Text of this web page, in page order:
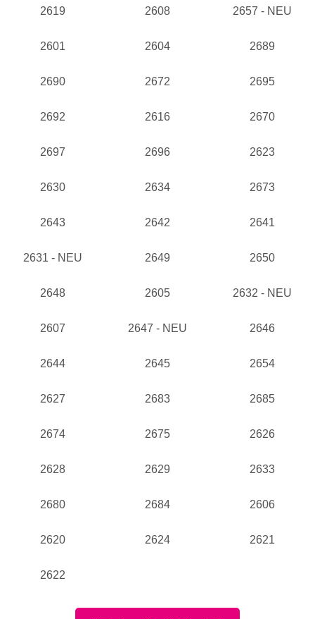
2619 2608 2657 - NEU
2601 2604 2689
2690 2672 2695
2692 2616 2670
2697 2696 2623
2630 2634 2673
2643 2642 2641
2631 - NEU 2649 2650
2648 2605 2632 - NEU
2607 2647 - NEU 2646
2644 2645 2654
2627 2683 2685
2674 2675 2626
2628 2629 2633
2680 2684 2606
2620 2624 2621
2622